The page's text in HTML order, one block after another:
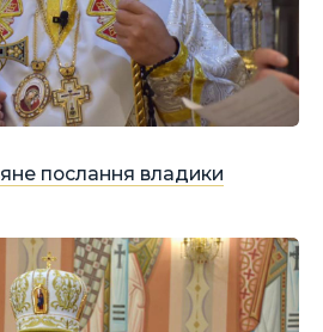
послання владики